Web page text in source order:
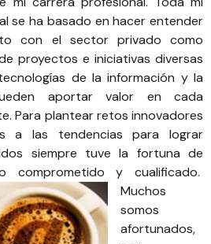
se ha basado en hacer entender
con el sector privado como
proyectos e iniciativas diversas
de la información y la
aportar valor en cada
Para plantear retos innovadores
a las tendencias para lograr
siempre tuve la fortuna de
comprometido y cualificado.
Muchos
somos
afortunados,